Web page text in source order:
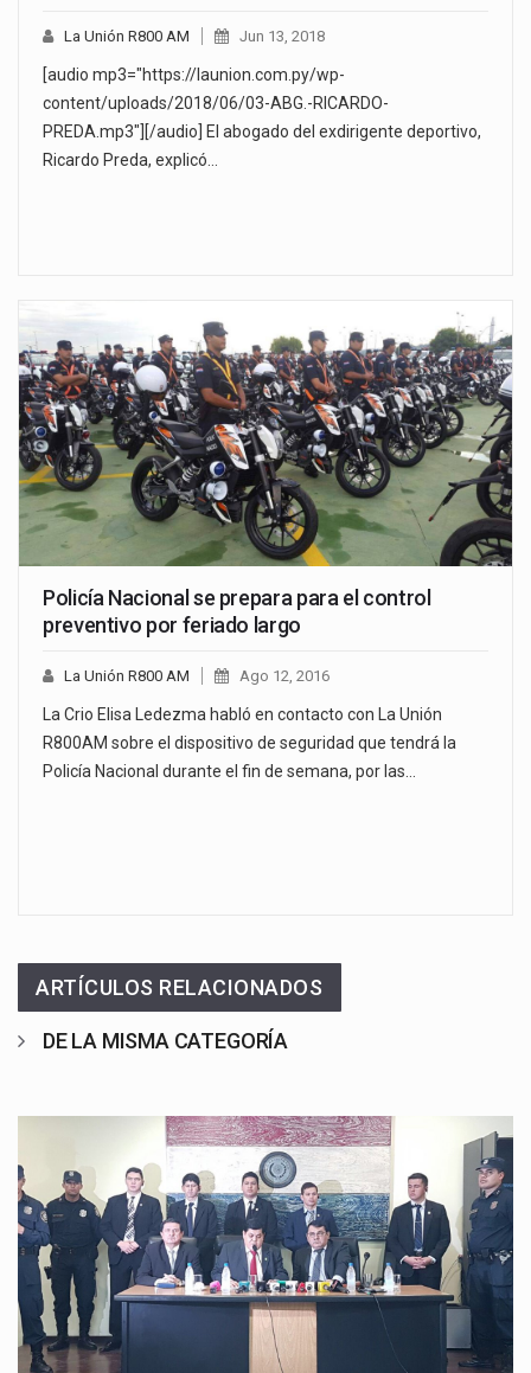
La Unión R800 AM Jun 13, 2018
[audio mp3="https://launion.com.py/wp-
content/uploads/2018/06/03-ABG.-RICARDO-
PREDA.mp3"][/audio] El abogado del exdirigente deportivo,
Ricardo Preda, explicó…
Policía Nacional se prepara para el control
preventivo por feriado largo
La Unión R800 AM Ago 12, 2016
La Crio Elisa Ledezma habló en contacto con La Unión
R800AM sobre el dispositivo de seguridad que tendrá la
Policía Nacional durante el fin de semana, por las…
ARTÍCULOS RELACIONADOS
DE LA MISMA CATEGORÍA